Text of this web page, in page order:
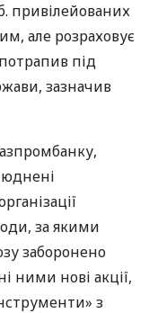
привілейованих
але розраховує
під
зазначив
за якими
заборонено
ними нові акції,
з